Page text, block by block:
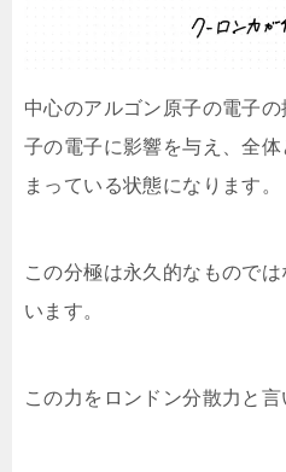
中心のアルゴン原子の電子
子の電子に影響を与え、全
まっている状態になります。
この分極は永久的なもので
います。
この力をロンドン分散力と言